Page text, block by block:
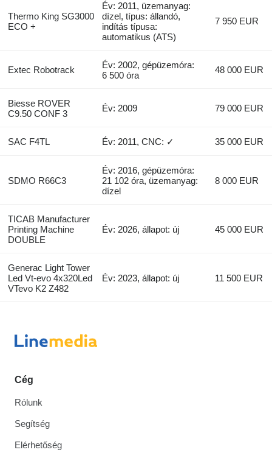
Thermo King SG3000
ECO +
Év: 2011, üzemanyag:
dízel, típus: állandó,
indítás típusa:
automatikus (ATS)
7 950 EUR
Extec Robotrack
Év: 2002, gépüzemóra:
6 500 óra
48 000 EUR
Biesse ROVER
C9.50 CONF 3
Év: 2009 79 000 EUR
SAC F4TL Év: 2011, CNC: ✓ 35 000 EUR
SDMO R66C3
Év: 2016, gépüzemóra:
21 102 óra, üzemanyag:
dízel
8 000 EUR
TICAB Manufacturer
Printing Machine
DOUBLE
Év: 2026, állapot: új 45 000 EUR
Generac Light Tower
Led Vt-evo 4x320Led
VTevo K2 Z482
Év: 2023, állapot: új 11 500 EUR
Cég
Rólunk
Segítség
Elérhetőség